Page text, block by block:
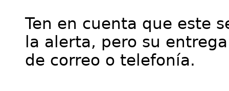
Ten en cuenta que este
la alerta, pero su
de correo o telefonía.